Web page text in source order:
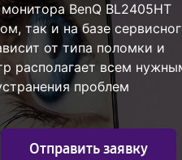
BenQ BL2405HT
так и на базе
от типа поломки и
располагает всем
проблем
Отправить заявку